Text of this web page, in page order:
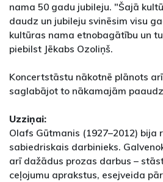
nama 50 gadu jubileju. "Šajā
daudz un jubileju svinēsim visu
kultūras nama etnobagātību un
piebilst Jēkabs Ozoliņš.
Koncertstāstu nākotnē plānots
saglabājot to nākamajām
Uzziņai:
Olafs Gūtmanis (1927–2012) bija
sabiedriskais darbinieks.
arī dažādus prozas darbus –
ceļojumu aprakstus, esejveida